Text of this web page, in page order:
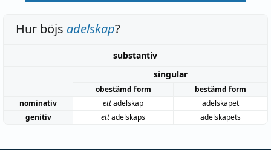
Hur böjs adelskap?
substantiv
singular
obestämd form
bestämd form
nominativ
ettadelskap
adelskapet
genitiv
ettadelskaps adelskapets